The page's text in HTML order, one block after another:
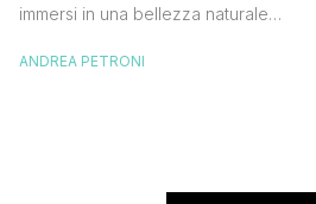
immersi in una bellezza naturale
maestosità difficile da eguagliare
ANDREA PETRONI